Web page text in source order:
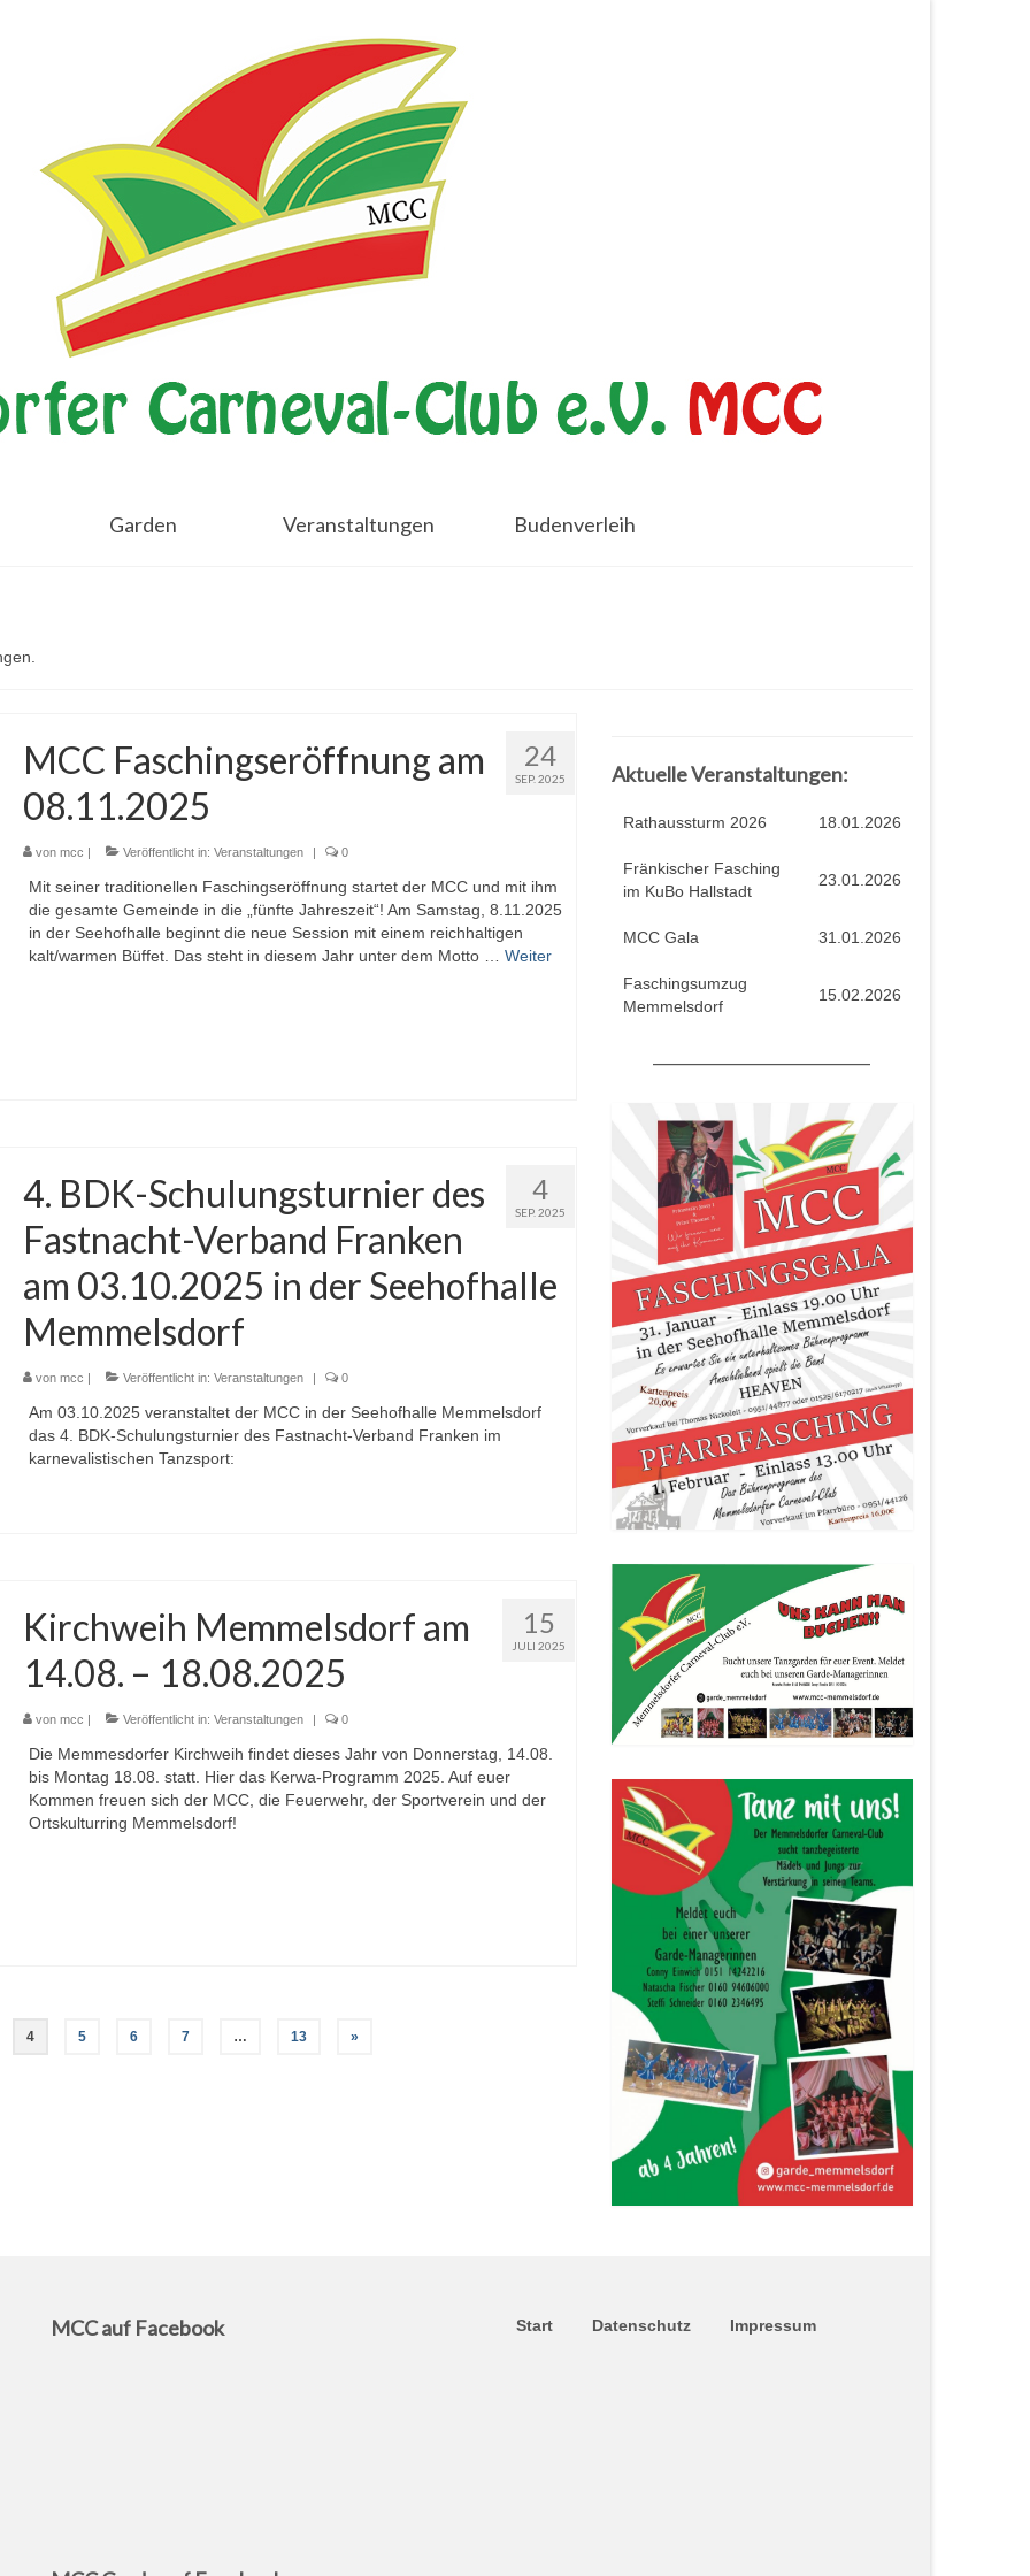
Garden Veranstaltungen Budenverleih
24
SEP. 2025
MCC Faschingseröffnung am
08.11.2025
von mcc | Veröffentlicht in: Veranstaltungen | 0
Mit seiner traditionellen Faschingseröffnung startet der MCC und mit ihm
die gesamte Gemeinde in die „fünfte Jahreszeit“! Am Samstag, 8.11.2025
in der Seehofhalle beginnt die neue Session mit einem reichhaltigen
kalt/warmen Büffet. Das steht in diesem Jahr unter dem Motto … Weiter
4
SEP. 2025
4. BDK-Schulungsturnier des
Fastnacht-Verband Franken
am 03.10.2025 in der Seehofhalle
Memmelsdorf
von mcc | Veröffentlicht in: Veranstaltungen | 0
Am 03.10.2025 veranstaltet der MCC in der Seehofhalle Memmelsdorf
das 4. BDK-Schulungsturnier des Fastnacht-Verband Franken im
karnevalistischen Tanzsport:
15
JULI 2025
Kirchweih Memmelsdorf am
14.08. – 18.08.2025
von mcc | Veröffentlicht in: Veranstaltungen | 0
Die Memmesdorfer Kirchweih findet dieses Jahr von Donnerstag, 14.08.
bis Montag 18.08. statt. Hier das Kerwa-Programm 2025. Auf euer
Kommen freuen sich der MCC, die Feuerwehr, der Sportverein und der
Ortskulturring Memmelsdorf!
4 5 6 7 … 13 »
Aktuelle Veranstaltungen:
Rathaussturm 2026 18.01.2026
Fränkischer Fasching
im KuBo Hallstadt
23.01.2026
MCC Gala 31.01.2026
Faschingsumzug
Memmelsdorf
15.02.2026
MCC auf Facebook Start Datenschutz Impressum